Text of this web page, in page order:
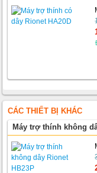
CÁC THIẾT BỊ KHÁC
Máy trợ thính không